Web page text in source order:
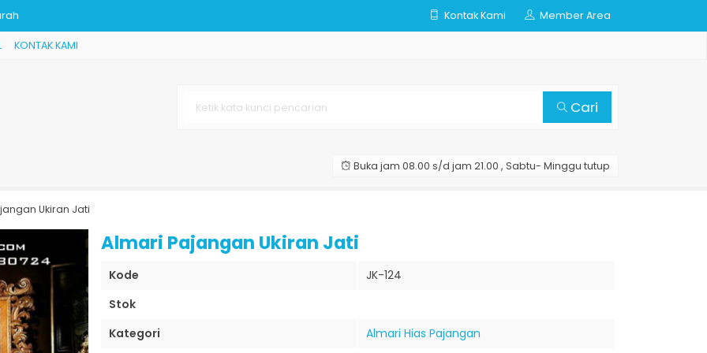
Modern Jepa
Jepara
Kontak Kami Member Area
KONTAK KAMI
Cari
Buka jam 08.00 s/d jam 21.00 , Sabtu- Minggu tutup
Ukiran Jati
Almari Pajangan Ukiran Jati
Kode
JK-124
Stok
Kategori
Almari Hias Pajangan